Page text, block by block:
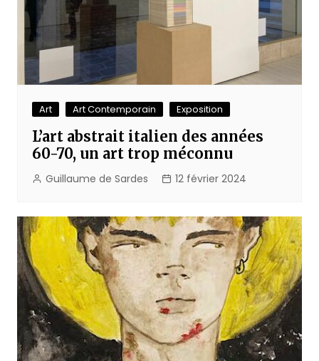
Art Art Contemporain Exposition
L’art abstrait italien des années
60-70, un art trop méconnu
Guillaume de Sardes 12 février 2024